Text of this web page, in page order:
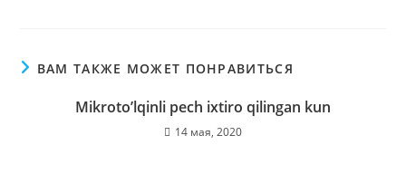
ВАМ ТАКЖЕ МОЖЕТ ПОНРАВИТЬСЯ
Mikroto’lqinli pech ixtiro qilingan kun
14 мая, 2020